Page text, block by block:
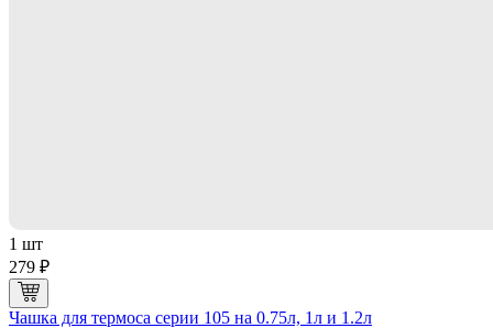
1 шт
279 ₽
Чашка для термоса серии 105 на 0.75л, 1л и 1.2л